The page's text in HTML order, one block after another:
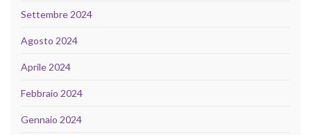
Settembre 2024
Agosto 2024
Aprile 2024
Febbraio 2024
Gennaio 2024